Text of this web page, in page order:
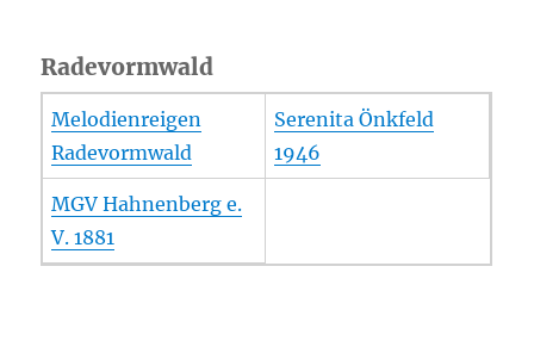
Radevormwald
Melodienreigen
Radevormwald
Serenita Önkfeld
1946
MGV Hahnenberg e.
V. 1881